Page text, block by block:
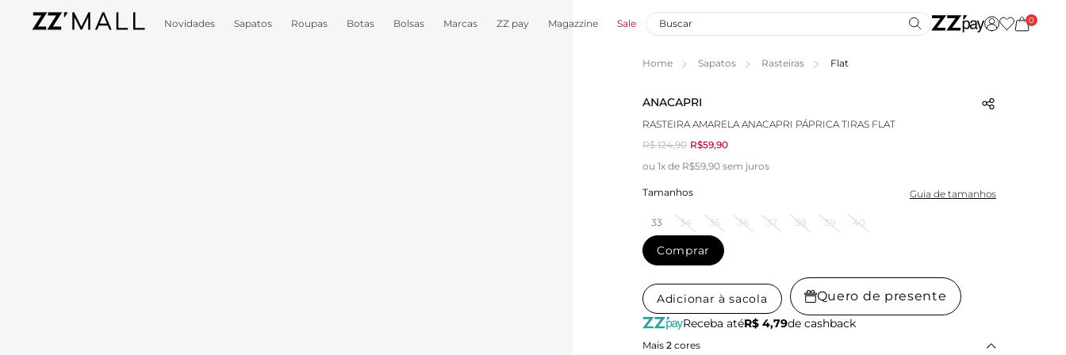
Novidades Sapatos Roupas Botas Bolsas Marcas ZZ pay Magazzine Sale 0
Home Sapatos Rasteiras Flat
ANACAPRI
RASTEIRA AMARELA ANACAPRI PÁPRICA TIRAS FLAT
R$ 124,90 R$59,90
ou 1x de R$59,90 sem juros
Tamanhos Guia de tamanhos
33 34 35 36 37 38 39 40
Comprar
Adicionar à sacola Quero de presente
Receba atéR$ 4,79de cashback
Mais 2 cores